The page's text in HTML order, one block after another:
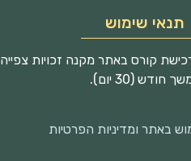
תנאי שימוש
קורס באתר מקנה זכויות צפייה
חודש (30 יום).
באתר ומדיניות הפרטיות